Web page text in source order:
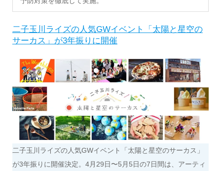
二子玉川ライズの人気GWイベント「太陽と星空の
サーカス」が3年振りに開催
二子玉川ライズの人気GWイベント「太陽と星空のサーカス」
が3年振りに開催決定。4月29日〜5月5日の7日間は、アーティ